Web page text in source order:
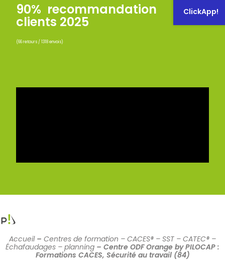
ClickApp!
90% recommandation
clients 2025
(66 retours / 1318 envois)
Accueil– Centres de formation – CACES® – SST – CATEC® –
Échafaudages – planning – Centre ODF Orange by PILOCAP :
Formations CACES, Sécurité au travail (84)